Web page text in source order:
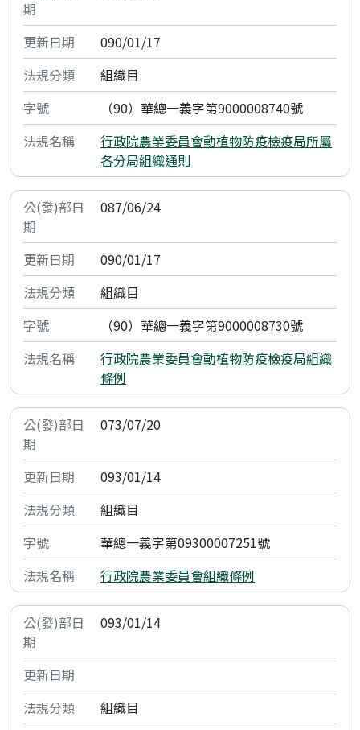
090/01/17
組織目
（90）華總一義字第9000008740號
行政院農業委員會動植物防疫檢疫局所屬
各分局組織通則
087/06/24
090/01/17
組織目
（90）華總一義字第9000008730號
行政院農業委員會動植物防疫檢疫局組織
條例
073/07/20
093/01/14
組織目
華總一義字第09300007251號
行政院農業委員會組織條例
093/01/14
組織目